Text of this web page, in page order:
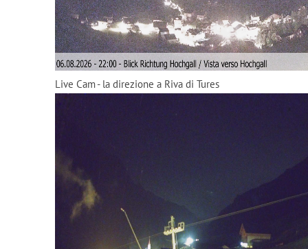
Live Cam - la direzione a Riva di Tures